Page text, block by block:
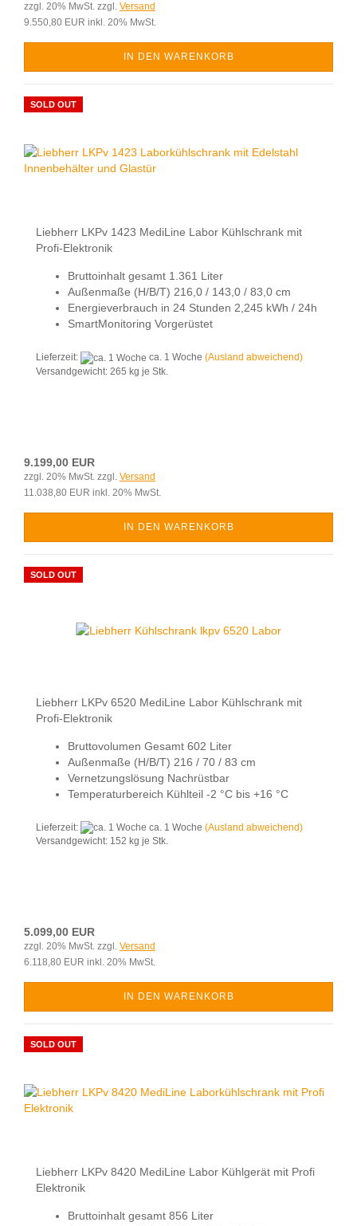
zzgl. 20% MwSt. zzgl. Versand
9.550,80 EUR inkl. 20% MwSt.
IN DEN WARENKORB
SOLD OUT
Liebherr LKPv 1423 MediLine Labor Kühlschrank mit
Profi-Elektronik
Bruttoinhalt gesamt 1.361 Liter
Außenmaße (H/B/T) 216,0 / 143,0 / 83,0 cm
Energieverbrauch in 24 Stunden 2,245 kWh / 24h
SmartMonitoring Vorgerüstet
Lieferzeit: ca. 1 Woche (Ausland abweichend)
Versandgewicht: 265 kg je Stk.
9.199,00 EUR
zzgl. 20% MwSt. zzgl. Versand
11.038,80 EUR inkl. 20% MwSt.
IN DEN WARENKORB
SOLD OUT
Liebherr LKPv 6520 MediLine Labor Kühlschrank mit
Profi-Elektronik
Bruttovolumen Gesamt 602 Liter
Außenmaße (H/B/T) 216 / 70 / 83 cm
Vernetzungslösung Nachrüstbar
Temperaturbereich Kühlteil -2 °C bis +16 °C
Lieferzeit: ca. 1 Woche (Ausland abweichend)
Versandgewicht: 152 kg je Stk.
5.099,00 EUR
zzgl. 20% MwSt. zzgl. Versand
6.118,80 EUR inkl. 20% MwSt.
IN DEN WARENKORB
SOLD OUT
Liebherr LKPv 8420 MediLine Labor Kühlgerät mit Profi
Elektronik
Bruttoinhalt gesamt 856 Liter